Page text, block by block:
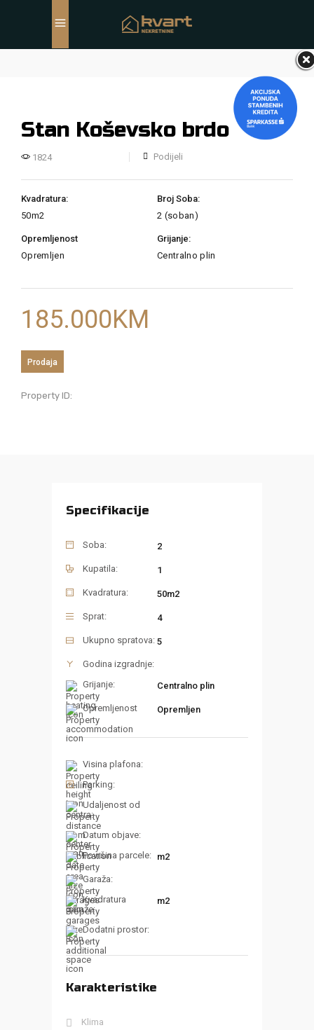
Stan Koševsko brdo
1824 Podijeli
Kvadratura:
50m2
Broj Soba:
2 (soban)
Opremljenost
Opremljen
Grijanje:
Centralno plin
185.000KM
Prodaja
Property ID:
Specifikacije
Soba: 2
Kupatila: 1
Kvadratura: 50m2
Sprat: 4
Ukupno spratova: 5
Godina izgradnje:
Grijanje:
Centralno plin
Opremljenost Opremljen
Visina plafona:
Parking:
Udaljenost od
centra:
Datum objave:
Površina parcele: m2
Garaža:
Kvadratura
garaže:
m2
Dodatni prostor:
Karakteristike
Klima